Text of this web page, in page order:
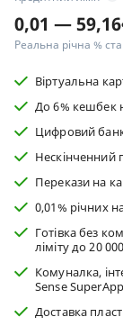
0,01 — 59,16
Реальна річна %
Віртуальна
До 6% кешбек
Цифровий
Нескінченний
Перекази на
0,01% річних
Готівка без
ліміту до 20
Комуналка,
Sense
Доставка